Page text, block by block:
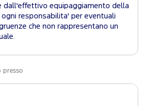
dall'effettivo equipaggiamento della
responsabilita' per eventuali
che non rappresentano un
presso